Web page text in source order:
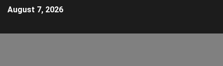
August 7, 2026